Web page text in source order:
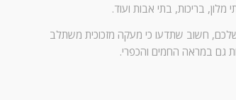
מלון, בריכות, בתי אבות ועוד.
חשוב שתדעו כי מעקה מזכוכית משתלב
גם במראה החמים והכפרי.